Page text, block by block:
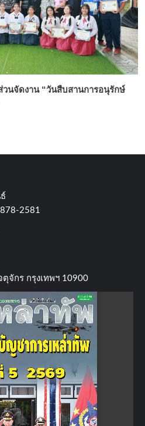
นจัดงาน “วันสืบสานการอนุรักษ์
2581
จักร​ กรุงเทพฯ 10900